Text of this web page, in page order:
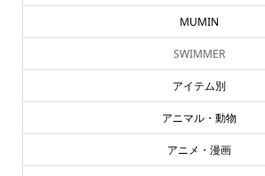
MUMIN
SWIMMER
アイテム別
アニマル・動物
アニメ・漫画